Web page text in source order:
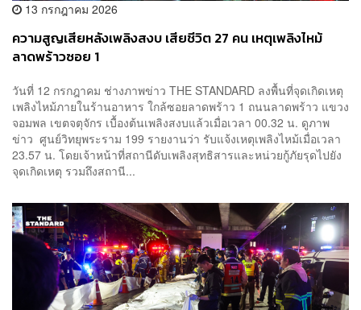
13 กรกฎาคม 2026
ความสูญเสียหลังเพลิงสงบ เสียชีวิต 27 คน เหตุเพลิงไหม้
ลาดพร้าวซอย 1
วันที่ 12 กรกฎาคม ช่างภาพข่าว THE STANDARD ลงพื้นที่จุดเกิดเหตุ
เพลิงไหม้ภายในร้านอาหาร ใกล้ซอยลาดพร้าว 1 ถนนลาดพร้าว แขวง
จอมพล เขตจตุจักร เบื้องต้นเพลิงสงบแล้วเมื่อเวลา 00.32 น. ดูภาพ
ข่าว ศูนย์วิทยุพระราม 199 รายงานว่า รับแจ้งเหตุเพลิงไหม้เมื่อเวลา
23.57 น. โดยเจ้าหน้าที่สถานีดับเพลิงสุทธิสารและหน่วยกู้ภัยรุดไปยัง
จุดเกิดเหตุ รวมถึงสถานี...